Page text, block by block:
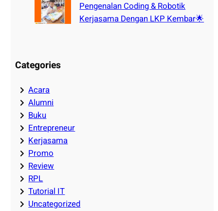
Pengenalan Coding & Robotik
Kerjasama Dengan LKP Kembar🌟
Categories
Acara
Alumni
Buku
Entrepreneur
Kerjasama
Promo
Review
RPL
Tutorial IT
Uncategorized